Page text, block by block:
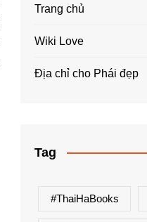
Trang chủ
Wiki Love
Địa chỉ cho Phái đẹp
Tag
#ThaiHaBooks